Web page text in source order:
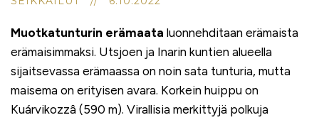
Muotkatunturin erämaata luonnehditaan erämaista
erämaisimmaksi. Utsjoen ja Inarin kuntien alueella
sijaitsevassa erämaassa on noin sata tunturia, mutta
maisema on erityisen avara. Korkein huippu on
Kuárvikozzâ (590 m). Virallisia merkittyjä polkuja